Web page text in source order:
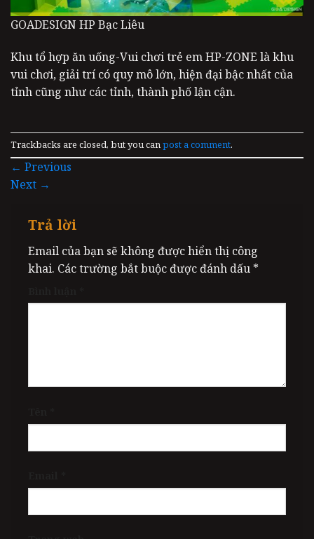
GOADESIGN HP Bạc Liêu
Khu tổ hợp ăn uống-Vui chơi trẻ em HP-ZONE là khu
vui chơi, giải trí có quy mô lớn, hiện đại bậc nhất của
tỉnh cũng như các tỉnh, thành phố lận cận.
Trackbacks are closed, but you canpost a comment.
← Previous
Next →
Trả lời
Email của bạn sẽ không được hiển thị công
khai. Các trường bắt buộc được đánh dấu *